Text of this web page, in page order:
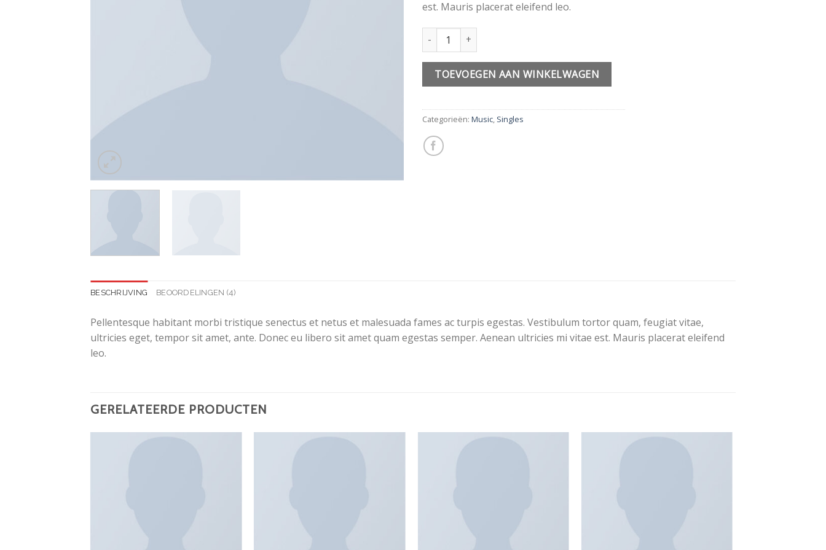
est. Mauris placerat eleifend leo.
Woo Single #2 aantal
TOEVOEGEN AAN WINKELWAGEN
Categorieën: Music Singles
BESCHRIJVING BEOORDELINGEN (4)
Pellentesque habitant morbi tristique senectus et netus et malesuada fames ac turpis egestas. Vestibulum tortor quam, feugiat vitae,
ultricies eget, tempor sit amet, ante. Donec eu libero sit amet quam egestas semper. Aenean ultricies mi vitae est. Mauris placerat eleifend
leo.
GERELATEERDE PRODUCTEN